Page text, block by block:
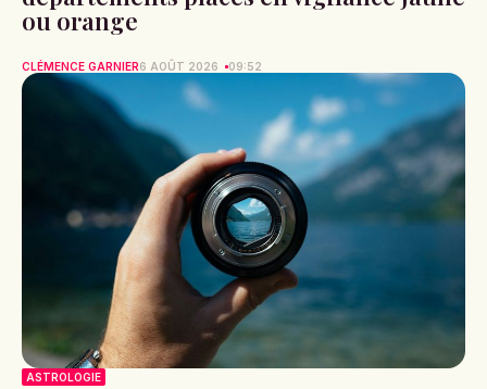
ou orange
CLÉMENCE GARNIER6 AOÛT 2026 09:52
ASTROLOGIE